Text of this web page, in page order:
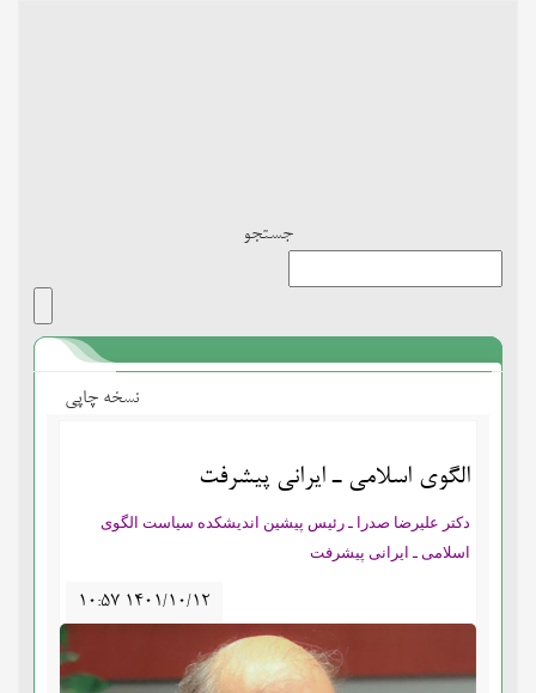
جستجو
نسخه چاپی
الگوی اسلامی ـ ایرانی پیشرفت
دکتر علیرضا صدرا ـ رئیس پیشین اندیشکده سیاست الگوی
اسلامی ـ ایرانی پیشرفت
۱۰:۵۷ ۱۴۰۱/۱۰/۱۲